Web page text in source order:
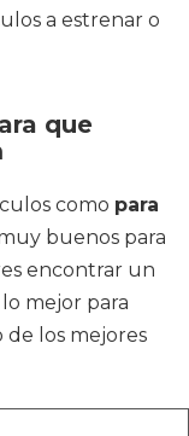
a estrenar o
que
como para
buenos para
encontrar un
mejor para
los mejores